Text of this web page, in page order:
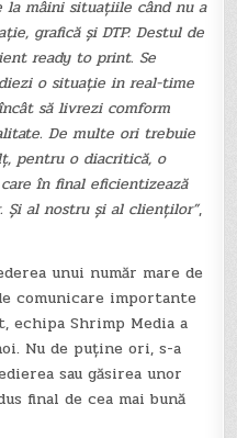
la mâini situațiile când nu a
grafică și DTP. Destul de
ready to print. Se
o situație in real-time
să livrezi comform
De multe ori trebuie
pentru o diacritică, o
în final eficientizează
al nostru și al clienților”,
unui număr mare de
comunicare importante
echipa Shrimp Media a
Nu de puține ori, s-a
sau găsirea unor
final de cea mai bună